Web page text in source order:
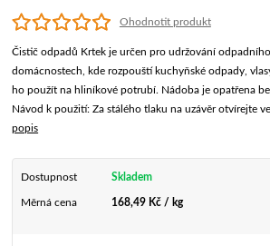
Ohodnotit produkt
Čistič odpadů Krtek je určen pro udržování
domácnostech, kde rozpouští kuchyňské odpady,
ho použít na hliníkové potrubí. Nádoba je opatřena
Návod k použití: Za stálého tlaku na uzávěr otvírejte
popis
Dostupnost Skladem
Měrná cena 168,49 Kč / kg